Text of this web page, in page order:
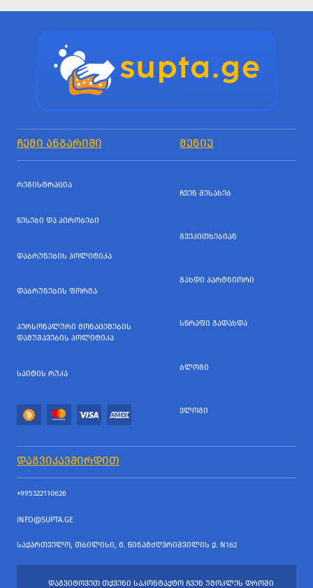
ᲩᲔᲛᲘ ᲐᲜᲒᲐᲠᲘᲨᲘ ᲛᲔᲜᲘᲣ
ᲠᲔᲒᲘᲡᲢᲠᲐᲪᲘᲐ
ᲬᲔᲡᲔᲑᲘ ᲓᲐ ᲞᲘᲠᲝᲑᲔᲑᲘ
ᲓᲐᲑᲠᲣᲜᲔᲑᲘᲡ ᲞᲝᲚᲘᲢᲘᲙᲐ
ᲓᲐᲑᲠᲣᲜᲔᲑᲘᲡ ᲤᲝᲠᲛᲐ
ᲞᲔᲠᲡᲝᲜᲐᲚᲣᲠᲘ ᲛᲝᲜᲐᲪᲔᲛᲔᲑᲘᲡ
ᲓᲐᲛᲣᲨᲐᲕᲔᲑᲘᲡ ᲞᲝᲚᲘᲢᲘᲙᲐ
ᲡᲐᲘᲢᲘᲡ ᲠᲣᲙᲐ
ᲩᲕᲔᲜ ᲨᲔᲡᲐᲮᲔᲑ
ᲒᲕᲔᲙᲘᲗᲮᲔᲑᲘᲐᲜ
ᲒᲐᲮᲓᲘ ᲞᲐᲠᲢᲜᲘᲝᲠᲘ
ᲡᲬᲠᲐᲤᲘ ᲒᲐᲓᲐᲮᲓᲐ
ᲑᲚᲝᲒᲘ
ᲕᲚᲝᲒᲘ
ᲓᲐᲒᲕᲘᲙᲐᲕᲨᲘᲠᲓᲘᲗ
+995322110626
INFO@SUPTA.GE
ᲡᲐᲥᲐᲠᲗᲕᲔᲚᲝ, ᲗᲑᲘᲚᲘᲡᲘ, Მ. ᲬᲘᲜᲐᲛᲫᲦᲕᲠᲘᲨᲕᲘᲚᲘᲡ Ქ. N162
ᲓᲐᲒᲕᲘᲢᲝᲕᲔᲗ ᲗᲥᲕᲔᲜᲘ ᲡᲐᲙᲝᲜᲢᲐᲥᲢᲝ ᲩᲕᲔᲜ ᲣᲛᲝᲙᲚᲔᲡ ᲓᲠᲝᲨᲘ